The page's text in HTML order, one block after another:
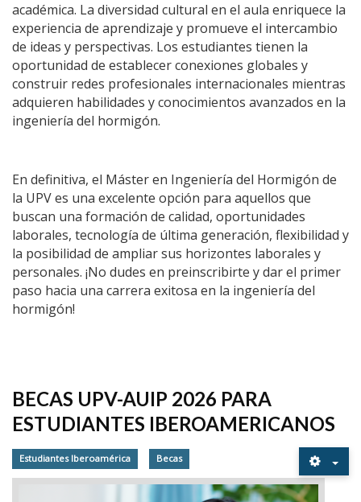
académica. La diversidad cultural en el aula enriquece la
experiencia de aprendizaje y promueve el intercambio
de ideas y perspectivas. Los estudiantes tienen la
oportunidad de establecer conexiones globales y
construir redes profesionales internacionales mientras
adquieren habilidades y conocimientos avanzados en la
ingeniería del hormigón.
En definitiva, el Máster en Ingeniería del Hormigón de
la UPV es una excelente opción para aquellos que
buscan una formación de calidad, oportunidades
laborales, tecnología de última generación, flexibilidad y
la posibilidad de ampliar sus horizontes laborales y
personales. ¡No dudes en preinscribirte y dar el primer
paso hacia una carrera exitosa en la ingeniería del
hormigón!
BECAS UPV-AUIP 2026 PARA
ESTUDIANTES IBEROAMERICANOS
Estudiantes Iberoamérica Becas